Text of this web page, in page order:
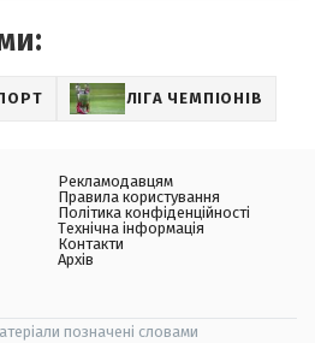
ЛІГА ЧЕМПІОНІВ
Рекламодавцям
Правила користування
Політика конфіденційності
Технічна інформація
Контакти
Архів
позначені словами